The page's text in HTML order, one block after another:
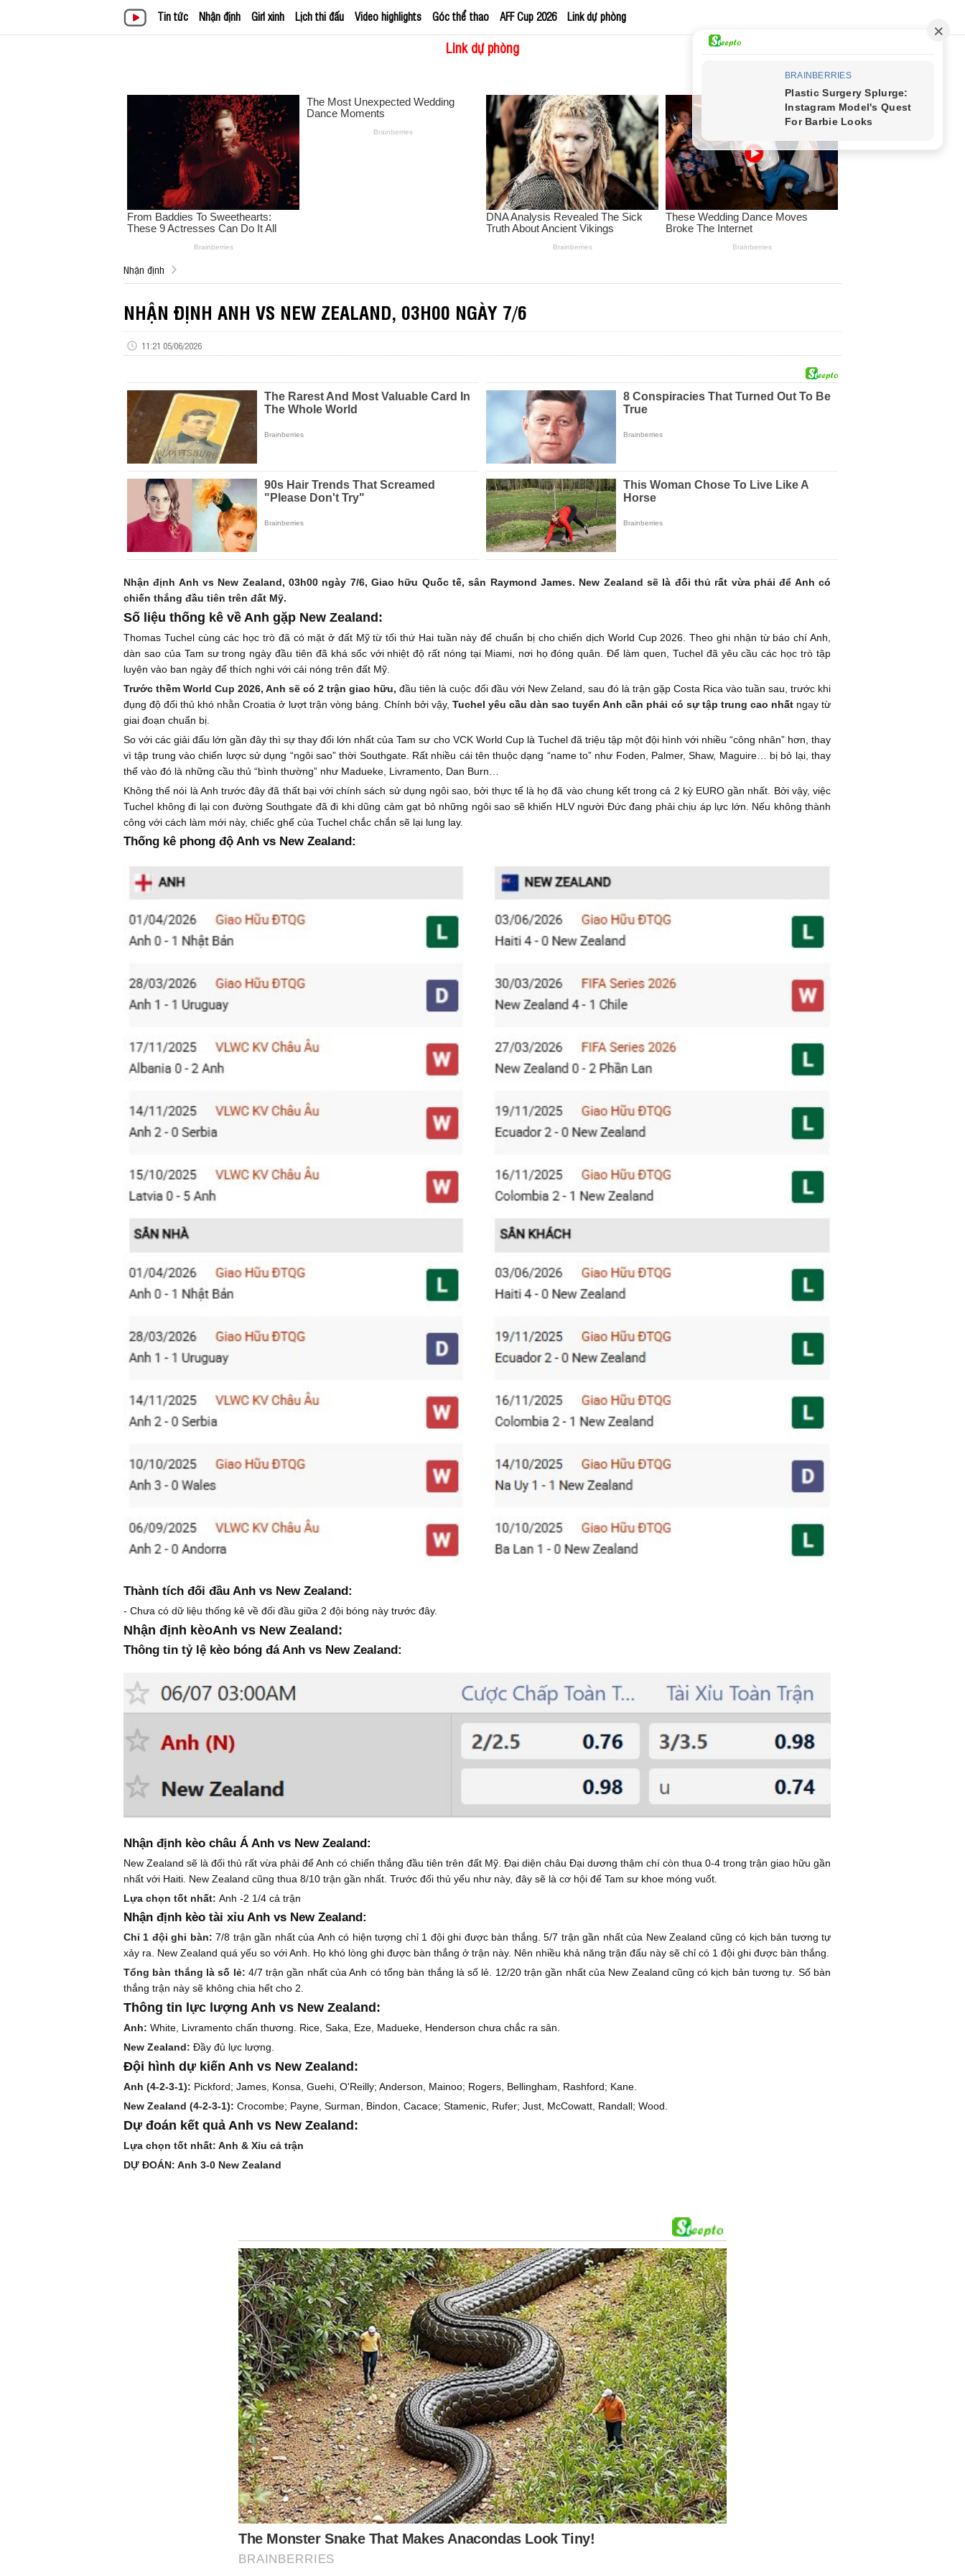
Tin tức Nhận định Girl xinh Lịch thi đấu Video highlights Góc thể thao AFF Cup 2026 Link dự phòng
Link dự phòng
Nhận định
NHẬN ĐỊNH ANH VS NEW ZEALAND, 03H00 NGÀY 7/6
11:21 05/06/2026
Nhận định Anh vs New Zealand, 03h00 ngày 7/6, Giao hữu Quốc tế, sân Raymond James. New Zealand sẽ là đối thủ rất vừa phải để Anh có
chiến thắng đầu tiên trên đất Mỹ.
Số liệu thống kê về Anh gặp New Zealand:
Thomas Tuchel cùng các học trò đã có mặt ở đất Mỹ từ tối thứ Hai tuần này để chuẩn bị cho chiến dịch World Cup 2026. Theo ghi nhận từ báo chí Anh,
dàn sao của Tam sư trong ngày đầu tiên đã khá sốc với nhiệt độ rất nóng tại Miami, nơi họ đóng quân. Để làm quen, Tuchel đã yêu cầu các học trò tập
luyện vào ban ngày để thích nghi với cái nóng trên đất Mỹ.
Trước thềm World Cup 2026, Anh sẽ có 2 trận giao hữu, đầu tiên là cuộc đối đầu với New Zeland, sau đó là trận gặp Costa Rica vào tuần sau, trước khi
đụng độ đối thủ khó nhằn Croatia ở lượt trận vòng bảng. Chính bởi vậy, Tuchel yêu cầu dàn sao tuyển Anh cần phải có sự tập trung cao nhấtngay từ
giai đoạn chuẩn bị.
So với các giải đấu lớn gần đây thì sự thay đổi lớn nhất của Tam sư cho VCK World Cup là Tuchel đã triệu tập một đội hình với nhiều “công nhân” hơn, thay
vì tập trung vào chiến lược sử dụng “ngôi sao” thời Southgate. Rất nhiều cái tên thuộc dạng “name to” như Foden, Palmer, Shaw, Maguire… bị bỏ lại, thay
thế vào đó là những cầu thủ “bình thường” như Madueke, Livramento, Dan Burn…
Không thể nói là Anh trước đây đã thất bại với chính sách sử dụng ngôi sao, bởi thực tế là họ đã vào chung kết trong cả 2 kỳ EURO gần nhất. Bởi vậy, việc
Tuchel không đi lại con đường Southgate đã đi khi dũng cảm gạt bỏ những ngôi sao sẽ khiến HLV người Đức đang phải chịu áp lực lớn. Nếu không thành
công với cách làm mới này, chiếc ghế của Tuchel chắc chắn sẽ lại lung lay.
Thống kê phong độ Anh vs New Zealand:
Thành tích đối đầu Anh vs New Zealand:
- Chưa có dữ liệu thống kê về đối đầu giữa 2 đội bóng này trước đây.
Nhận định kèoAnh vs New Zealand:
Thông tin tỷ lệ kèo bóng đá Anh vs New Zealand:
Nhận định kèo châu Á Anh vs New Zealand:
New Zealand sẽ là đối thủ rất vừa phải để Anh có chiến thắng đầu tiên trên đất Mỹ. Đại diện châu Đại dương thậm chí còn thua 0-4 trong trận giao hữu gần
nhất với Haiti. New Zealand cũng thua 8/10 trận gần nhất. Trước đối thủ yếu như này, đây sẽ là cơ hội để Tam sư khoe móng vuốt.
Lựa chọn tốt nhất: Anh -2 1/4 cả trận
Nhận định kèo tài xỉu Anh vs New Zealand:
Chỉ 1 đội ghi bàn:7/8 trận gần nhất của Anh có hiện tượng chỉ 1 đội ghi được bàn thắng. 5/7 trận gần nhất của New Zealand cũng có kịch bản tương tự
xảy ra. New Zealand quá yếu so với Anh. Họ khó lòng ghi được bàn thắng ở trận này. Nên nhiều khả năng trận đấu này sẽ chỉ có 1 đội ghi được bàn thắng.
Tổng bàn thắng là số lẻ: 4/7 trận gần nhất của Anh có tổng bàn thắng là số lẻ. 12/20 trận gần nhất của New Zealand cũng có kịch bản tương tự. Số bàn
thắng trận này sẽ không chia hết cho 2.
Thông tin lực lượng Anh vs New Zealand:
Anh: White, Livramento chấn thương. Rice, Saka, Eze, Madueke, Henderson chưa chắc ra sân.
New Zealand: Đầy đủ lực lượng.
Đội hình dự kiến Anh vs New Zealand:
Anh (4-2-3-1): Pickford; James, Konsa, Guehi, O'Reilly; Anderson, Mainoo; Rogers, Bellingham, Rashford; Kane.
New Zealand (4-2-3-1): Crocombe; Payne, Surman, Bindon, Cacace; Stamenic, Rufer; Just, McCowatt, Randall; Wood.
Dự đoán kết quả Anh vs New Zealand:
Lựa chọn tốt nhất: Anh & Xỉu cả trận
DỰ ĐOÁN: Anh 3-0 New Zealand